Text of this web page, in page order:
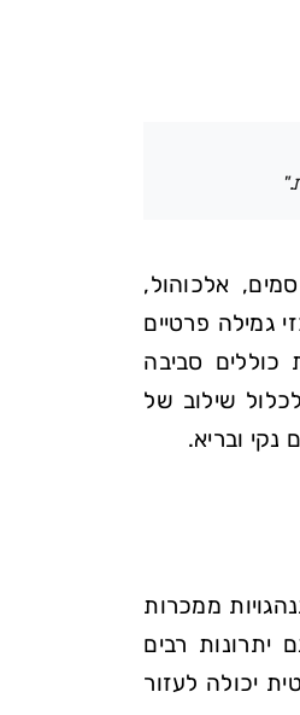
אלכוהול,
גמילה פרטיים
כוללים סביבה
שילוב של
נקי ובריא.
ממכרות
יתרונות רבים
יכולה לעזור